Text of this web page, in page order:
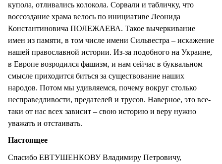
купола, отливались колокола. Сорвали и табличку, что
воссоздание храма велось по инициативе Леонида
Константиновича ПОЛЕЖАЕВА. Такое вычеркивание
имен из памяти, в том числе имени Сильвестра – искажение
нашей православной истории. Из-за подобного на Украине,
в Европе возродился фашизм, и нам сейчас в буквальном
смысле приходится биться за существование наших
народов. Потом мы удивляемся, почему вокруг столько
несправедливости, предателей и трусов. Наверное, это все-
таки от нас всех зависит – свою историю и веру нужно
уважать и отстаивать.
Настоящее
Спасибо ЕВТУШЕНКОВУ Владимиру Петровичу,